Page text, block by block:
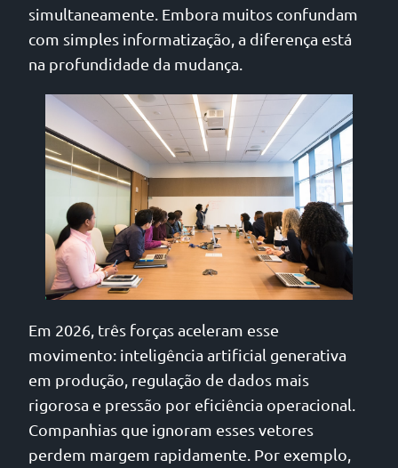
simultaneamente. Embora muitos confundam
com simples informatização, a diferença está
na profundidade da mudança.
Em 2026, três forças aceleram esse
movimento: inteligência artificial generativa
em produção, regulação de dados mais
rigorosa e pressão por eficiência operacional.
Companhias que ignoram esses vetores
perdem margem rapidamente. Por exemplo,